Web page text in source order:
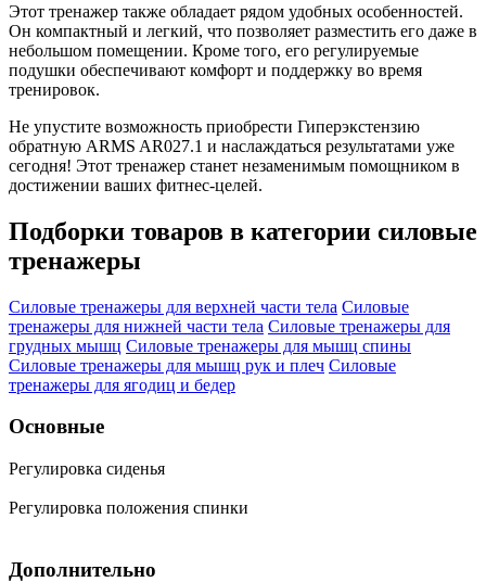
Этот тренажер также обладает рядом удобных особенностей.
Он компактный и легкий, что позволяет разместить его даже в
небольшом помещении. Кроме того, его регулируемые
подушки обеспечивают комфорт и поддержку во время
тренировок.
Не упустите возможность приобрести Гиперэкстензию
обратную ARMS AR027.1 и наслаждаться результатами уже
сегодня! Этот тренажер станет незаменимым помощником в
достижении ваших фитнес-целей.
Подборки товаров в категории силовые
тренажеры
Силовые тренажеры для верхней части тела Силовые
тренажеры для нижней части тела Силовые тренажеры для
грудных мышц Силовые тренажеры для мышц спины
Силовые тренажеры для мышц рук и плеч Силовые
тренажеры для ягодиц и бедер
Основные
Регулировка сиденья
Регулировка положения спинки
Дополнительно